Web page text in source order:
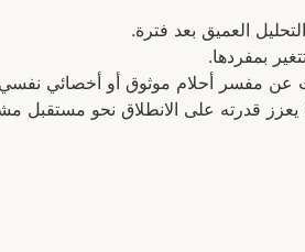
العميق بعد فترة.
بمفردها.
عن مفسر أحلام موثوق أو أخصائي
يعزز قدرته على الانطلاق نحو مستقبل